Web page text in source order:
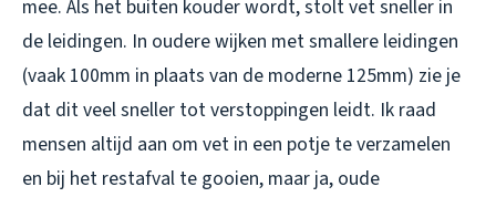
mee. Als het buiten kouder wordt, stolt vet sneller in
de leidingen. In oudere wijken met smallere leidingen
(vaak 100mm in plaats van de moderne 125mm) zie je
dat dit veel sneller tot verstoppingen leidt. Ik raad
mensen altijd aan om vet in een potje te verzamelen
en bij het restafval te gooien, maar ja, oude